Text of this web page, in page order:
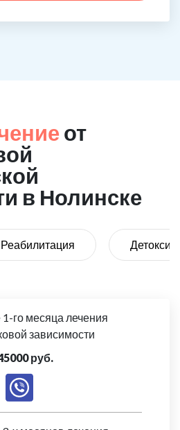
от
в Нолинске
Реабилитация
го месяца лечения
зависимости
руб.